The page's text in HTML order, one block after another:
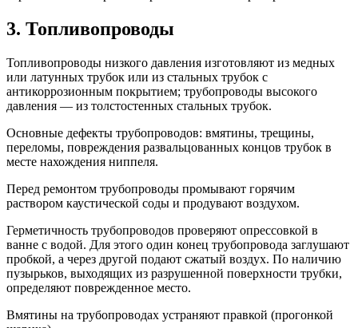
3. Топливопроводы
Топливопроводы низкого давления изготовляют из медных
или латунных трубок или из стальных трубок с
антикоррозионным покрытием; трубопроводы высокого
давления — из толстостенных стальных трубок.
Основные дефекты трубопроводов: вмятины, трещины,
переломы, повреждения развальцованных концов трубок в
месте нахождения ниппеля.
Перед ремонтом трубопроводы промывают горячим
раствором каустической соды и продувают воздухом.
Герметичность трубопроводов проверяют опрессовкой в
ванне с водой. Для этого один конец трубопровода заглушают
пробкой, а через другой подают сжатый воздух. По наличию
пузырьков, выходящих из разрушенной поверхности трубки,
определяют поврежденное место.
Вмятины на трубопроводах устраняют правкой (прогонкой